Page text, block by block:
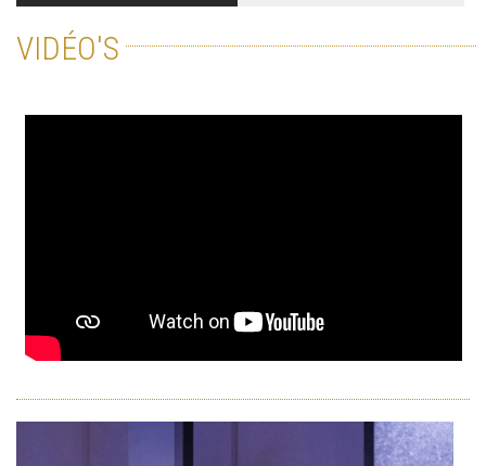
VIDÉO'S